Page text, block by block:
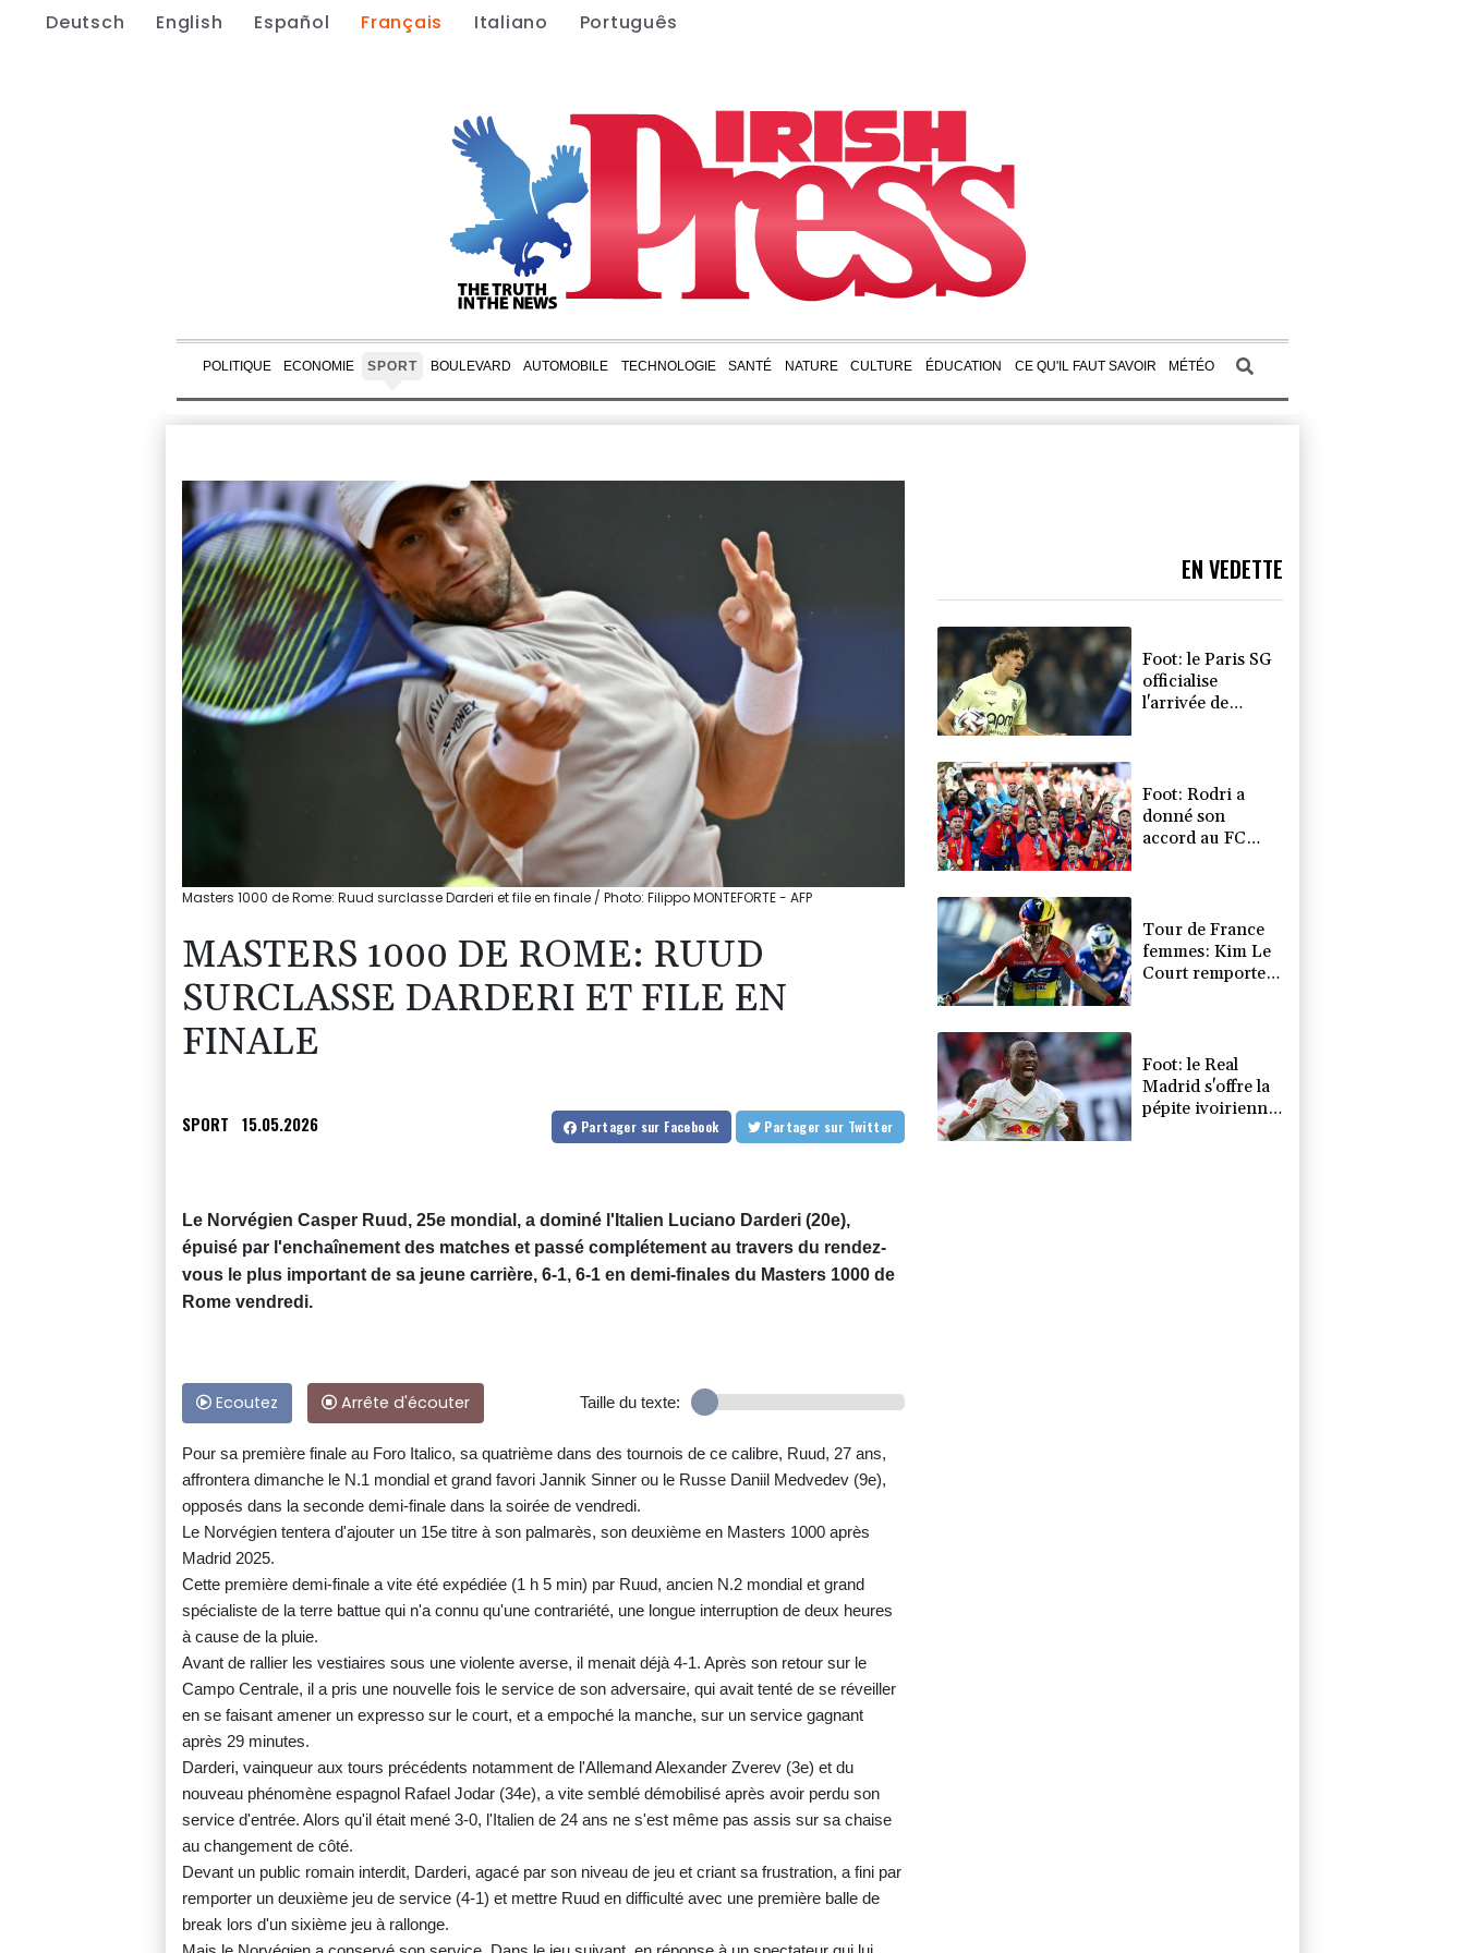
Deutsch English Español Français Italiano Português
POLITIQUE ECONOMIE SPORT BOULEVARD AUTOMOBILE TECHNOLOGIE SANTÉ NATURE CULTURE ÉDUCATION CE QU'IL FAUT SAVOIR MÉTÉO
Masters 1000 de Rome: Ruud surclasse Darderi et file en finale / Photo: Filippo MONTEFORTE - AFP
MASTERS 1000 DE ROME: RUUD
SURCLASSE DARDERI ET FILE EN
FINALE
SPORT 15.05.2026 Partager sur Facebook Partager sur Twitter
Le Norvégien Casper Ruud, 25e mondial, a dominé l'Italien Luciano Darderi (20e),
épuisé par l'enchaînement des matches et passé complétement au travers du rendez-
vous le plus important de sa jeune carrière, 6-1, 6-1 en demi-finales du Masters 1000 de
Rome vendredi.
Ecoutez Arrête d'écouter Taille du texte:
Pour sa première finale au Foro Italico, sa quatrième dans des tournois de ce calibre, Ruud, 27 ans,
affrontera dimanche le N.1 mondial et grand favori Jannik Sinner ou le Russe Daniil Medvedev (9e),
opposés dans la seconde demi-finale dans la soirée de vendredi.
Le Norvégien tentera d'ajouter un 15e titre à son palmarès, son deuxième en Masters 1000 après
Madrid 2025.
Cette première demi-finale a vite été expédiée (1 h 5 min) par Ruud, ancien N.2 mondial et grand
spécialiste de la terre battue qui n'a connu qu'une contrariété, une longue interruption de deux heures
à cause de la pluie.
Avant de rallier les vestiaires sous une violente averse, il menait déjà 4-1. Après son retour sur le
Campo Centrale, il a pris une nouvelle fois le service de son adversaire, qui avait tenté de se réveiller
en se faisant amener un expresso sur le court, et a empoché la manche, sur un service gagnant
après 29 minutes.
Darderi, vainqueur aux tours précédents notamment de l'Allemand Alexander Zverev (3e) et du
nouveau phénomène espagnol Rafael Jodar (34e), a vite semblé démobilisé après avoir perdu son
service d'entrée. Alors qu'il était mené 3-0, l'Italien de 24 ans ne s'est même pas assis sur sa chaise
au changement de côté.
Devant un public romain interdit, Darderi, agacé par son niveau de jeu et criant sa frustration, a fini par
remporter un deuxième jeu de service (4-1) et mettre Ruud en difficulté avec une première balle de
break lors d'un sixième jeu à rallonge.
EN VEDETTE
Foot: le Paris SG
officialise
l'arrivée de
Monaco
Foot: Rodri a
donné son
accord au FC
Tour de France
femmes: Kim Le
Court remporte
jaune
Foot: le Real
Madrid s'offre la
pépite ivoirienne